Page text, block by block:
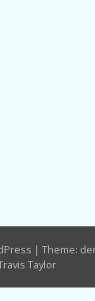
| Theme:
Taylor